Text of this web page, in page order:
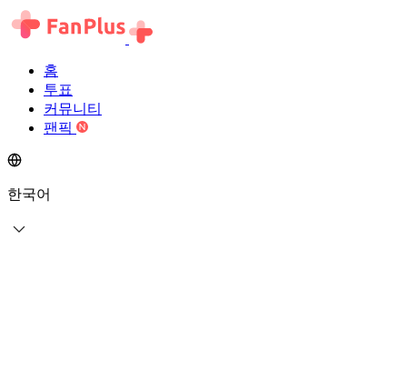
홈
투표
커뮤니티
팬픽
한국어